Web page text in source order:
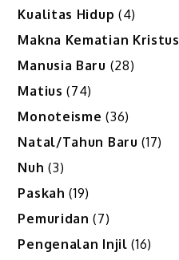
Kualitas Hidup (4)
Makna Kematian Kristus
Manusia Baru (28)
Matius (74)
Monoteisme (36)
Natal/Tahun Baru (17)
Nuh (3)
Paskah (19)
Pemuridan (7)
Pengenalan Injil (16)